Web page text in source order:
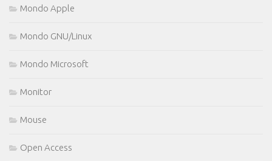
Mondo Apple
Mondo GNU/Linux
Mondo Microsoft
Monitor
Mouse
Open Access